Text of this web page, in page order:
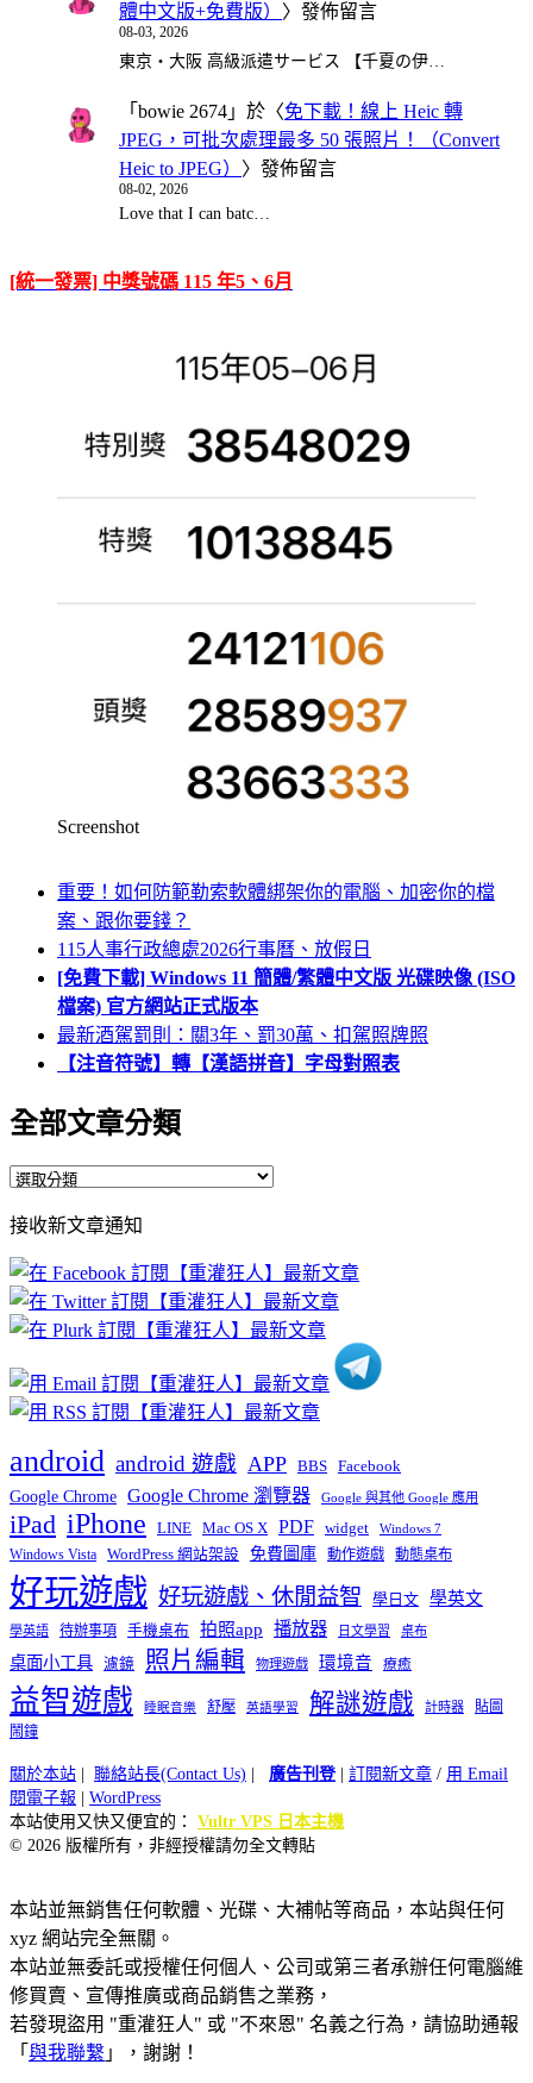
體中文版+免費版） 〉發佈留言
08-03, 2026
東京・大阪 高級派遣サービス 【千夏の伊…
「 bowie 2674 」於〈免下載！線上 Heic 轉
JPEG，可批次處理最多 50 張照片！（Convert
Heic to JPEG） 〉發佈留言
08-02, 2026
Love that I can batc…
[統一發票] 中獎號碼 115 年5、6月
Screenshot
重要！如何防範勒索軟體綁架你的電腦、加密你的檔
案、跟你要錢？
115人事行政總處2026行事曆、放假日
[免費下載] Windows 11 簡體/繁體中文版 光碟映像 (ISO
檔案) 官方網站正式版本
最新酒駕罰則：關3年、罰30萬、扣駕照牌照
【注音符號】轉【漢語拼音】字母對照表
全部文章分類
全
文
章
分
類
接收新文章通知
android android 遊戲 APP BBS Facebook
Google Chrome Google Chrome 瀏覽器 Google 與其他 Google 應用
iPad iPhone LINE Mac OS X PDF widget Windows 7
Windows Vista WordPress 網站架設 免費圖庫 動作遊戲 動態桌布
好玩遊戲 好玩遊戲、休閒益智 學日文 學英文
學英語 待辦事項 手機桌布 拍照app 播放器 日文學習 桌布
桌面小工具 濾鏡 照片編輯 物理遊戲 環境音 療癒
益智遊戲 睡眠音樂 舒壓 英語學習 解謎遊戲 計時器
貼圖
鬧鐘
關於本站 | 聯絡站長(Contact Us) | 廣告刊登| 訂閱新文章 / 用 Email
閱電子報 | WordPress
本站使用又快又便宜的： Vultr VPS 日本主機
© 2026 版權所有，非經授權請勿全文轉貼
本站並無銷售任何軟體、光碟、大補帖等商品，本站與任何
xyz 網站完全無關。
本站並無委託或授權任何個人、公司或第三者承辦任何電腦維
修買賣、宣傳推廣或商品銷售之業務，
若發現盜用 "重灌狂人" 或 "不來恩" 名義之行為，請協助通報
「 與我聯繫 」，謝謝！